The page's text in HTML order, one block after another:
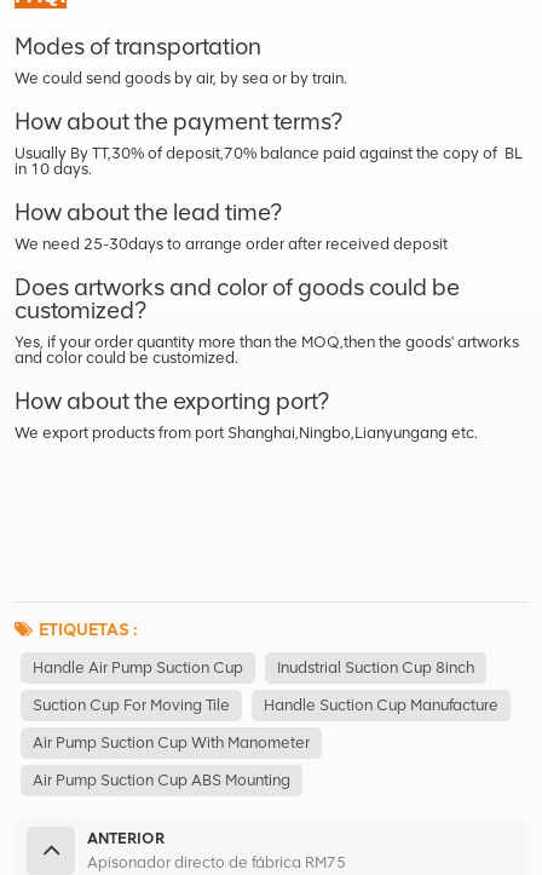
Modes of transportation
We could send goods by air, by sea or by train.
How about the payment terms?
Usually By TT,30% of deposit,70% balance paid against the copy of BL
in 10 days.
How about the lead time?
We need 25-30days to arrange order after received deposit
Does artworks and color of goods could be
customized?
Yes, if your order quantity more than the MOQ,then the goods' artworks
and color could be customized.
How about the exporting port?
We export products from port Shanghai,Ningbo,Lianyungang etc.
ETIQUETAS :
Handle Air Pump Suction Cup Inudstrial Suction Cup 8inch
Suction Cup For Moving Tile Handle Suction Cup Manufacture
Air Pump Suction Cup With Manometer
Air Pump Suction Cup ABS Mounting
ANTERIOR
Apisonador directo de fábrica RM75